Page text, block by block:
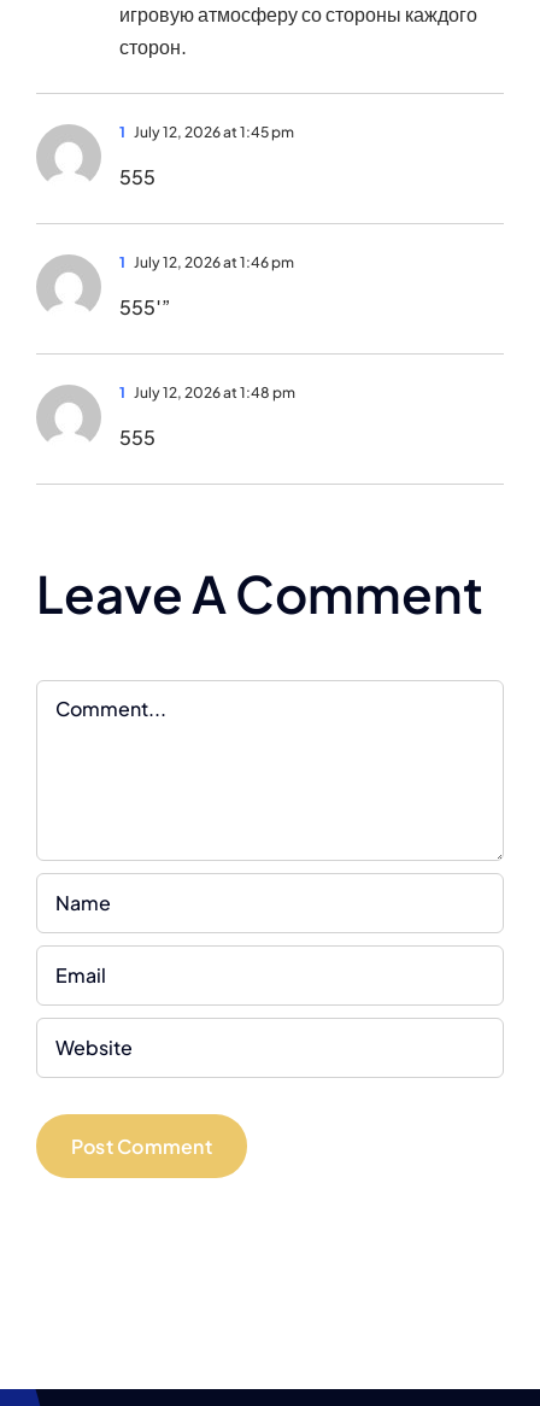
игровую атмосферу со стороны каждого
сторон.
1 July 12, 2026 at 1:45 pm
555
1 July 12, 2026 at 1:46 pm
555′”
1 July 12, 2026 at 1:48 pm
555
Leave A Comment